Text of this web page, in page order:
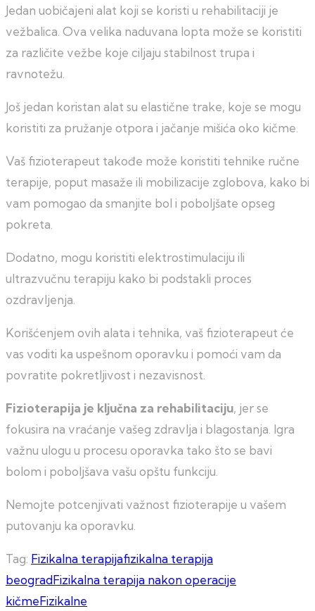
Jedan uobičajeni alat koji se koristi u rehabilitaciji je
vežbalica. Ova velika naduvana lopta može se koristiti
za različite vežbe koje ciljaju stabilnost trupa i
ravnotežu.
Još jedan koristan alat su elastične trake, koje se mogu
koristiti za pružanje otpora i jačanje mišića oko kičme.
Vaš fizioterapeut takođe može koristiti tehnike ručne
terapije, poput masaže ili mobilizacije zglobova, kako bi
vam pomogao da smanjite bol i poboljšate opseg
pokreta.
Dodatno, mogu koristiti elektrostimulaciju ili
ultrazvučnu terapiju kako bi podstakli proces
ozdravljenja.
Korišćenjem ovih alata i tehnika, vaš fizioterapeut će
vas voditi ka uspešnom oporavku i pomoći vam da
povratite pokretljivost i nezavisnost.
Fizioterapija je ključna za rehabilitaciju, jer se
fokusira na vraćanje vašeg zdravlja i blagostanja. Igra
važnu ulogu u procesu oporavka tako što se bavi
bolom i poboljšava vašu opštu funkciju.
Nemojte potcenjivati važnost fizioterapije u vašem
putovanju ka oporavku.
Tag: Fizikalna terapijafizikalna terapija
beogradFizikalna terapija nakon operacije
kičmeFizikalne